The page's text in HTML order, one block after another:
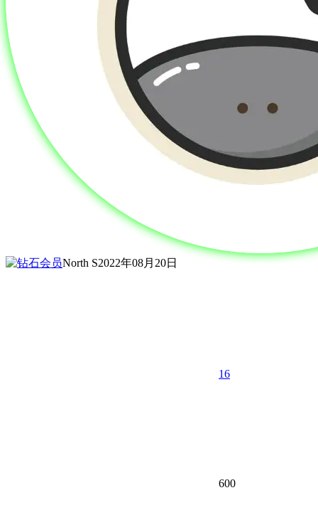
North S2022年08月20日
16
600